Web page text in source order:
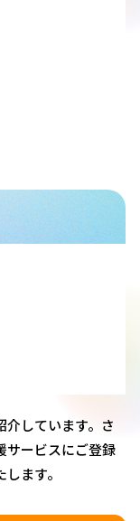
介しています。さ
サービスにご登録
ます。